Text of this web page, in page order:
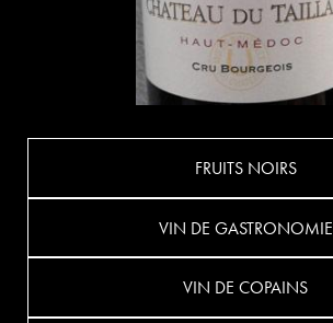
FRUITS NOIRS
VIN DE GASTRONOMIE
VIN DE COPAINS